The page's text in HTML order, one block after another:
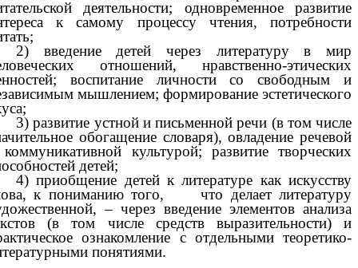
деятельности; одновременное развитие
к самому процессу чтения, потребности
2) введение детей через литературу в мир
отношений, нравственно-этических
воспитание личности со свободным и
мышлением; формирование эстетического
3) развитие устной и письменной речи (в том числе
обогащение словаря), овладение речевой
культурой; развитие творческих
детей;
4) приобщение детей к литературе как искусству
к пониманию того, что делает литературу
– через введение элементов анализа
(в том числе средств выразительности) и
ознакомление с отдельными теоретико-
понятиями.